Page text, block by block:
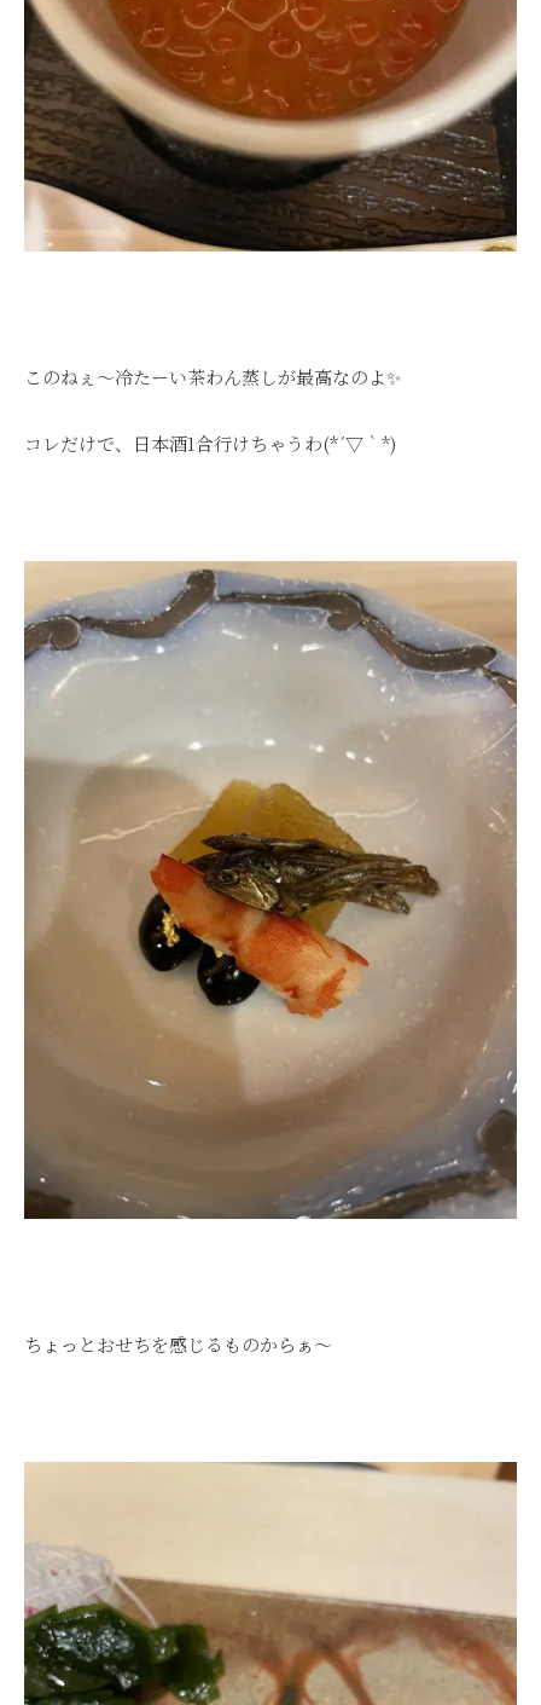
このねぇ～冷たーい茶わん蒸しが最高なのよ✨
コレだけで、日本酒1合行けちゃうわ(*´▽｀*)
ちょっとおせちを感じるものからぁ～